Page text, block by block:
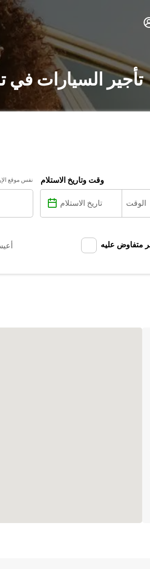
تأجير السيارات
نفس موقع وقت وتاريخ الاستلام
متفاوض عليه